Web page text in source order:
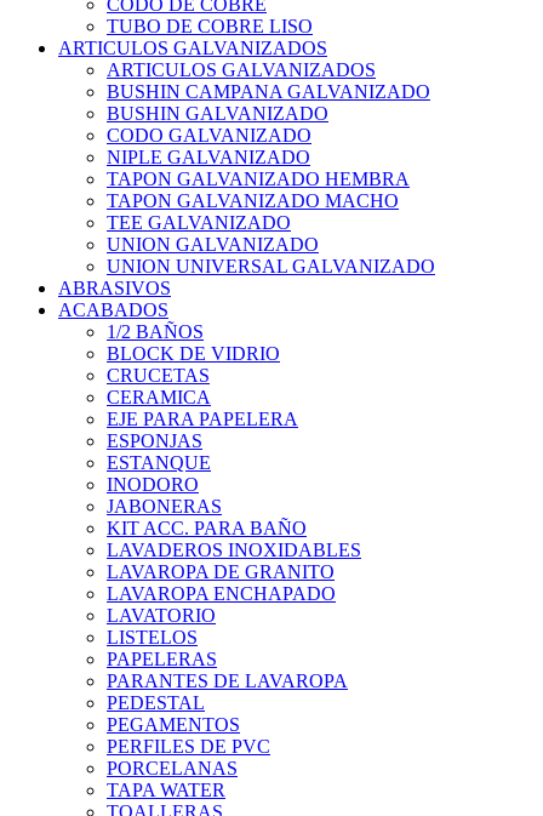
CODO DE COBRE
TUBO DE COBRE LISO
ARTICULOS GALVANIZADOS
ARTICULOS GALVANIZADOS
BUSHIN CAMPANA GALVANIZADO
BUSHIN GALVANIZADO
CODO GALVANIZADO
NIPLE GALVANIZADO
TAPON GALVANIZADO HEMBRA
TAPON GALVANIZADO MACHO
TEE GALVANIZADO
UNION GALVANIZADO
UNION UNIVERSAL GALVANIZADO
ABRASIVOS
ACABADOS
1/2 BAÑOS
BLOCK DE VIDRIO
CRUCETAS
CERAMICA
EJE PARA PAPELERA
ESPONJAS
ESTANQUE
INODORO
JABONERAS
KIT ACC. PARA BAÑO
LAVADEROS INOXIDABLES
LAVAROPA DE GRANITO
LAVAROPA ENCHAPADO
LAVATORIO
LISTELOS
PAPELERAS
PARANTES DE LAVAROPA
PEDESTAL
PEGAMENTOS
PERFILES DE PVC
PORCELANAS
TAPA WATER